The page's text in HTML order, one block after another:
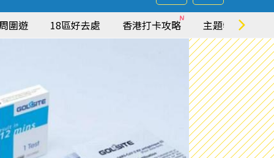
圍遊 18區好去處 香港打卡攻略 主題特集